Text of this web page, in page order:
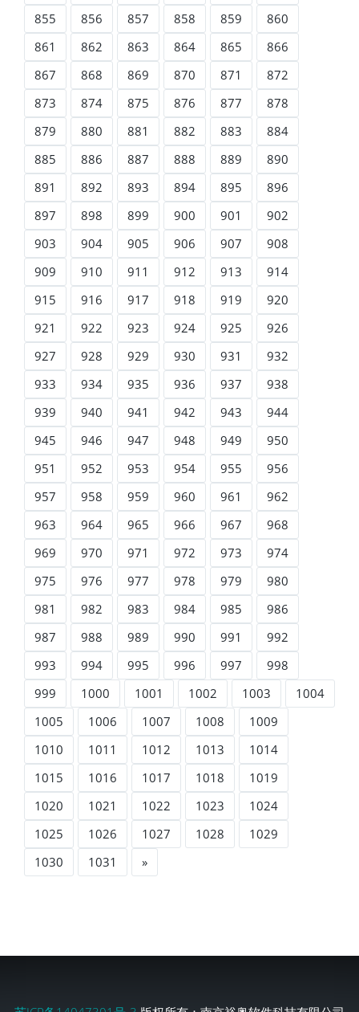
855
856 857 858 859
860
861
862 863 864 865
866
867
868 869 870 871
872
873
874 875 876 877
878
879
880 881 882 883
884
885
886 887 888 889
890
891
892 893 894 895
896
897
898 899 900 901
902
903
904 905 906 907
908
909
910 911 912 913
914
915
916 917 918 919
920
921
922 923 924 925
926
927
928 929 930 931
932
933
934 935 936 937
938
939
940 941 942 943
944
945
946 947 948 949
950
951
952 953 954 955
956
957
958 959 960 961
962
963
964 965 966 967
968
969
970 971 972 973
974
975
976 977 978 979
980
981
982 983 984 985
986
987
988 989 990 991
992
993
994 995 996 997
998
999
1000 1001 1002 1003
1004
1005
1006 1007 1008
1009
1010
1011 1012 1013
1014
1015
1016 1017 1018
1019
1020
1021 1022 1023
1024
1025
1026 1027 1028
1029
1030
1031 »